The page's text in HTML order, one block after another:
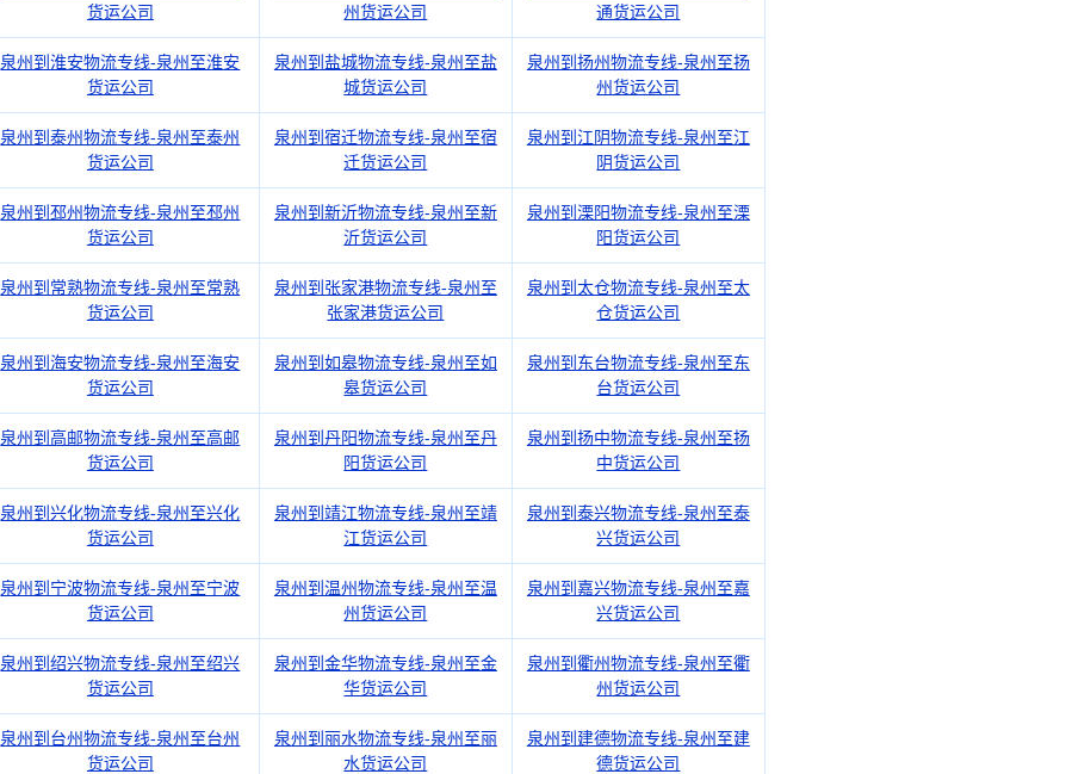
货运公司
州货运公司
通货运公司
泉州到淮安物流专线-泉州至淮安
货运公司
泉州到盐城物流专线-泉州至盐
城货运公司
泉州到扬州物流专线-泉州至扬
州货运公司
泉州到泰州物流专线-泉州至泰州
货运公司
泉州到宿迁物流专线-泉州至宿
迁货运公司
泉州到江阴物流专线-泉州至江
阴货运公司
泉州到邳州物流专线-泉州至邳州
货运公司
泉州到新沂物流专线-泉州至新
沂货运公司
泉州到溧阳物流专线-泉州至溧
阳货运公司
泉州到常熟物流专线-泉州至常熟
货运公司
泉州到张家港物流专线-泉州至
张家港货运公司
泉州到太仓物流专线-泉州至太
仓货运公司
泉州到海安物流专线-泉州至海安
货运公司
泉州到如皋物流专线-泉州至如
皋货运公司
泉州到东台物流专线-泉州至东
台货运公司
泉州到高邮物流专线-泉州至高邮
货运公司
泉州到丹阳物流专线-泉州至丹
阳货运公司
泉州到扬中物流专线-泉州至扬
中货运公司
泉州到兴化物流专线-泉州至兴化
货运公司
泉州到靖江物流专线-泉州至靖
江货运公司
泉州到泰兴物流专线-泉州至泰
兴货运公司
泉州到宁波物流专线-泉州至宁波
货运公司
泉州到温州物流专线-泉州至温
州货运公司
泉州到嘉兴物流专线-泉州至嘉
兴货运公司
泉州到绍兴物流专线-泉州至绍兴
货运公司
泉州到金华物流专线-泉州至金
华货运公司
泉州到衢州物流专线-泉州至衢
州货运公司
泉州到台州物流专线-泉州至台州
货运公司
泉州到丽水物流专线-泉州至丽
水货运公司
泉州到建德物流专线-泉州至建
德货运公司